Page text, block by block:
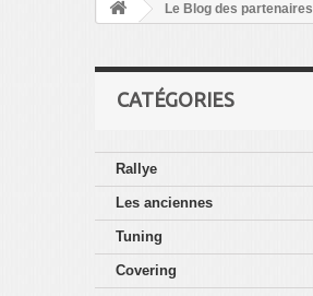
Le Blog des partenaires
CATÉGORIES
Rallye
Les anciennes
Tuning
Covering